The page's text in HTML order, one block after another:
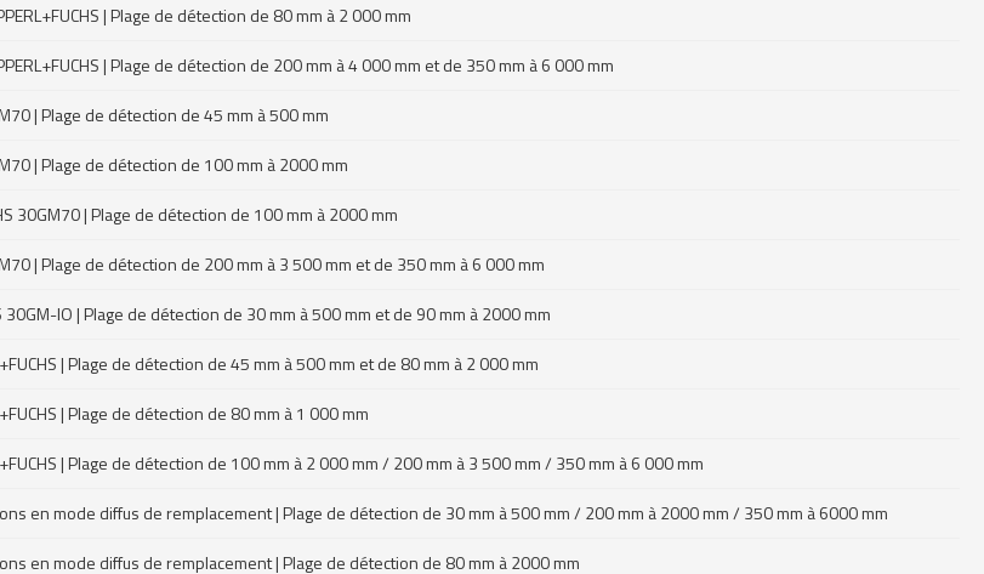
| Plage de détection de 80 mm à 2 000 mm
| Plage de détection de 200 mm à 4 000 mm et de 350 mm à 6 000 mm
| Plage de détection de 45 mm à 500 mm
| Plage de détection de 100 mm à 2000 mm
30GM70 | Plage de détection de 100 mm à 2000 mm
| Plage de détection de 200 mm à 3 500 mm et de 350 mm à 6 000 mm
IO | Plage de détection de 30 mm à 500 mm et de 90 mm à 2000 mm
| Plage de détection de 45 mm à 500 mm et de 80 mm à 2 000 mm
| Plage de détection de 80 mm à 1 000 mm
| Plage de détection de 100 mm à 2 000 mm / 200 mm à 3 500 mm / 350 mm à 6 000 mm
en mode diffus de remplacement | Plage de détection de 30 mm à 500 mm / 200 mm à 2000 mm / 350 mm à 6000 mm
en mode diffus de remplacement | Plage de détection de 80 mm à 2000 mm